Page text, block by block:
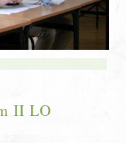
II LO